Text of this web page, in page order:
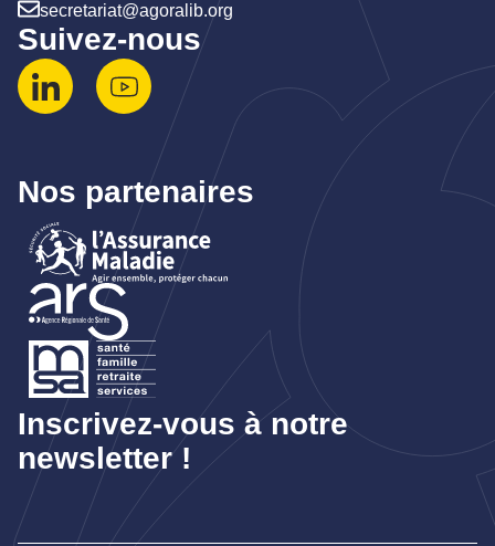
secretariat@agoralib.org
Suivez-nous
Nos partenaires
Inscrivez-vous à notre
newsletter !